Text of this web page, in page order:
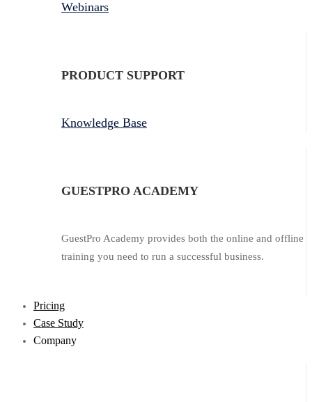
Webinars
PRODUCT SUPPORT
Knowledge Base
GUESTPRO ACADEMY
GuestPro Academy provides both the online and offline
training you need to run a successful business.
Pricing
Case Study
Company